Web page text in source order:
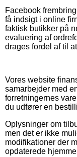
Facebook
få indsigt i online
faktisk butikker på
evaluering af
drages fordel af til
Vores website
samarbejder med
forretningernes
du udfører en
Oplysninger om
men det er ikke
modifikationer der
opdaterede